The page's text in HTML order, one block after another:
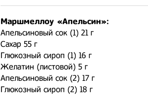
Маршмеллоу «Апельсин»:
Апельсиновый сок (1) 21 г
Сахар 55 г
Глюкозный сироп (1) 16 г
Желатин (листовой) 5 г
Апельсиновый сок (2) 17 г
Глюкозный сироп (2) 18 г